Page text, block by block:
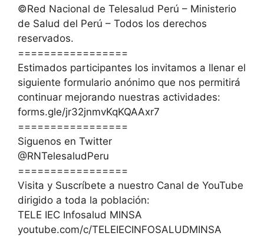
©Red Nacional de Telesalud Perú – Ministerio
de Salud del Perú – Todos los derechos
reservados.
=================
Estimados participantes los invitamos a llenar el
siguiente formulario anónimo que nos permitirá
continuar mejorando nuestras actividades:
forms.gle/jr32jnmvKqKQAAxr7
=================
Siguenos en Twitter
@RNTelesaludPeru
=================
Visita y Suscríbete a nuestro Canal de YouTube
dirigido a toda la población:
TELE IEC Infosalud MINSA
youtube.com/c/TELEIECINFOSALUDMINSA